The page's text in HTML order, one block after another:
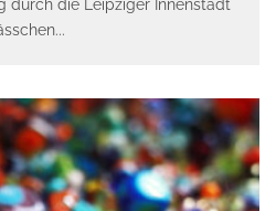
durch die Leipziger Innenstadt
...